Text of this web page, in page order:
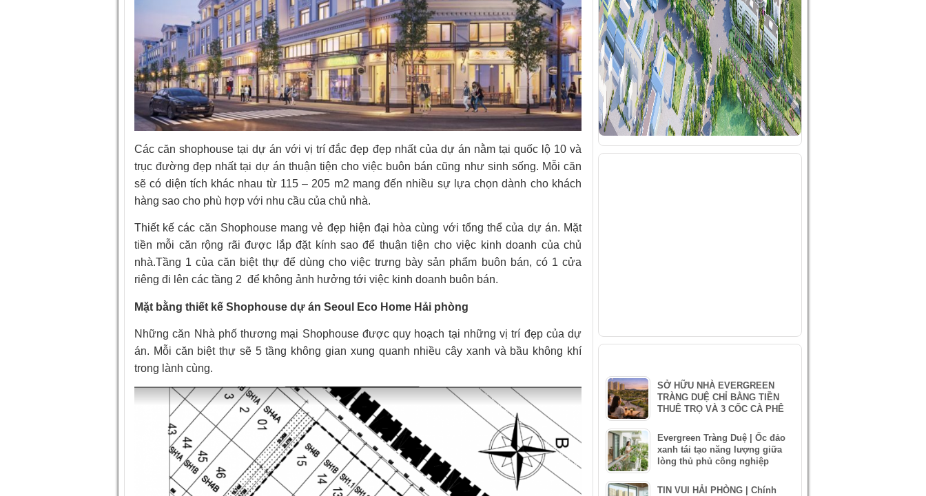
Các căn shophouse tại dự án với vị trí đắc đẹp đẹp nhất của dự án nằm tại quốc lộ 10 và
trục đường đẹp nhất tại dự án thuận tiện cho việc buôn bán cũng như sinh sống. Mỗi căn
sẽ có diện tích khác nhau từ 115 – 205 m2 mang đến nhiều sự lựa chọn dành cho khách
hàng sao cho phù hợp với nhu cầu của chủ nhà.
Thiết kế các căn Shophouse mang vẻ đẹp hiện đại hòa cùng với tổng thể của dự án. Mặt
tiền mỗi căn rộng rãi được lắp đặt kính sao để thuận tiện cho việc kinh doanh của chủ
nhà.Tầng 1 của căn biệt thự để dùng cho việc trưng bày sản phẩm buôn bán, có 1 cửa
riêng đi lên các tầng 2 để không ảnh hưởng tới việc kinh doanh buôn bán.
Mặt bằng thiết kế Shophouse dự án Seoul Eco Home Hải phòng
Những căn Nhà phố thương mại Shophouse được quy hoạch tại những vị trí đẹp của dự
án. Mỗi căn biệt thự sẽ 5 tầng không gian xung quanh nhiều cây xanh và bầu không khí
trong lành cùng.
SỞ HỮU NHÀ EVERGREEN
TRÀNG DUỆ CHỈ BẰNG TIỀN
THUÊ TRỌ VÀ 3 CỐC CÀ PHÊ
Evergreen Tràng Duệ | Ốc đảo
xanh tái tạo năng lượng giữa
lòng thủ phủ công nghiệp
TIN VUI HẢI PHÒNG | Chính